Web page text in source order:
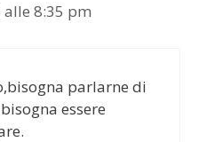
alle 8:35 pm
parlarne di
essere